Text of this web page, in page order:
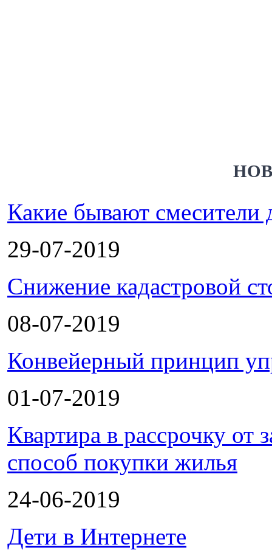
Какие бывают смесители
29-07-2019
Снижение кадастровой
08-07-2019
Конвейерный принцип
01-07-2019
Квартира в рассрочку
способ покупки жилья
24-06-2019
Дети в Интернете